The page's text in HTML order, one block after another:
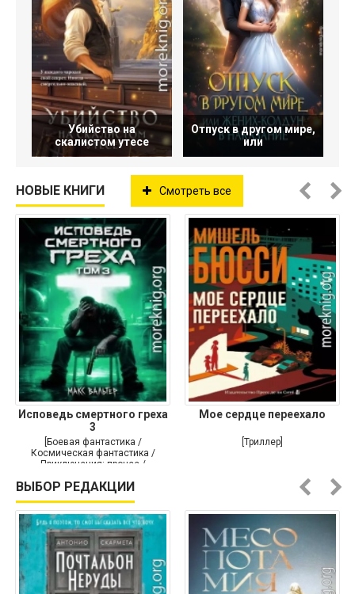
Убийство на
скалистом утесе
Отпуск в другом мире,
или
НОВЫЕ КНИГИ Смотреть все
Исповедь смертного греха
3
[Боевая фантастика /
Космическая фантастика /
Приключения: прочее /
Мое сердце переехало
[Триллер]
ВЫБОР РЕДАКЦИИ